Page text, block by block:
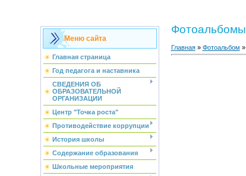
Меню сайта
Главная страница
Год педагога и наставника
СВЕДЕНИЯ ОБ
ОБРАЗОВАТЕЛЬНОЙ
ОРГАНИЗАЦИИ
Центр "Точка роста"
Противодействие коррупции
История школы
Содержание образования
Школьные мероприятия
Фотоальбомы
Главная» Фотоальбом »